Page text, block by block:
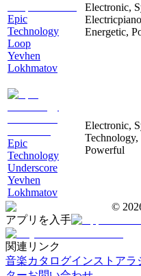
Epic
Technology
Loop
Yevhen
Lokhmatov
Electronic,
Energetic,
Epic
Technology
Underscore
Yevhen
Lokhmatov
Electronic,
Technology,
Powerful
©
アプリを入手
関連リンク
音楽カタログインストアラ